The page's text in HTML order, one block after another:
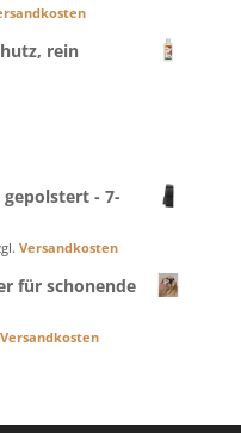
rein
- 7-
Versandkosten
für schonende
Versandkosten